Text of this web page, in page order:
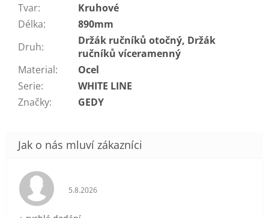
Tvar:
Kruhové
Délka:
890mm
Druh:
Držák ručníků otočný, Držák
ručníků víceramenný
Material:
Ocel
Serie:
WHITE LINE
Značky: GEDY
Hodnocení obchodu je 5 z 5 hvězdiček.
5.8.2026